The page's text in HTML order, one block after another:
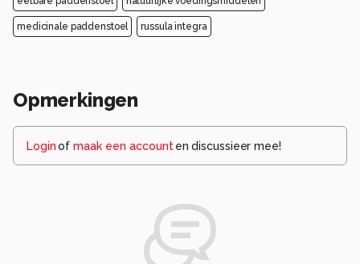
medicinale paddenstoel russula integra
Opmerkingen
Loginof maak een account en discussieer mee!